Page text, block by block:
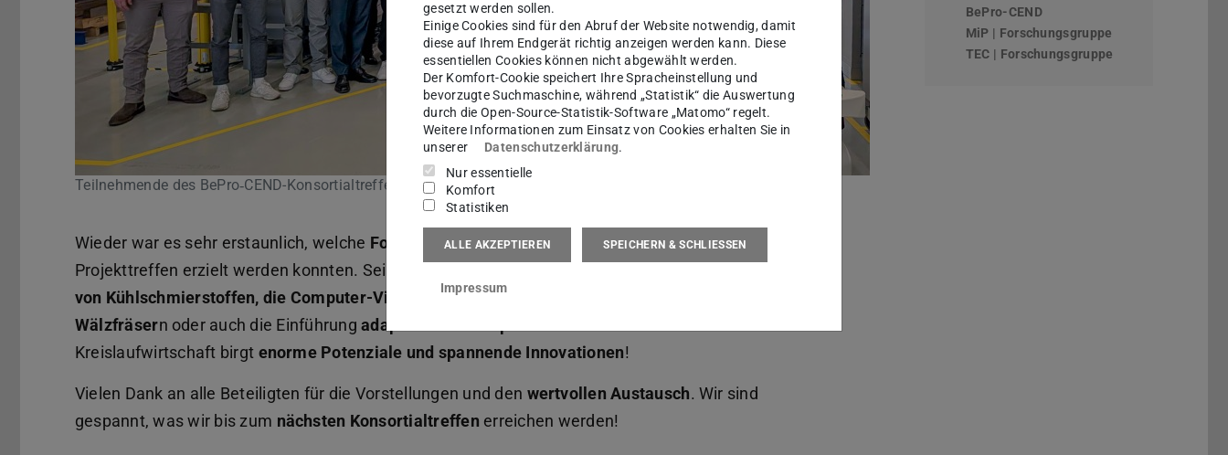
Teilnehmende des BePro‑CEND-Konsortialtreffens in Darmstadt
Wieder war es sehr erstaunlich, welche Fortschritte in den Arbeitspaketen seit dem letzten
Projekttreffen erzielt werden konnten. Sei es die
von Kühlschmierstoffen, die Computer-Vision-basierte Zustandsbeurteilung von
Wälzfräsern oder auch die Einführungadaptiver Schnittspalte bei Stanzmaschinen
Kreislaufwirtschaft birgt enorme Potenziale und spannende Innovationen!
Vielen Dank an alle Beteiligten für die Vorstellungen und den wertvollen Austausch. Wir sind
gespannt, was wir bis zum nächsten Konsortialtreffen erreichen werden!
BePro-CEND
MiP | Forschungsgruppe
TEC | Forschungsgruppe
gesetzt werden sollen.
Einige Cookies sind für den Abruf der Website notwendig, damit
diese auf Ihrem Endgerät richtig anzeigen werden kann. Diese
essentiellen Cookies können nicht abgewählt werden.
Der Komfort-Cookie speichert Ihre Spracheinstellung und
bevorzugte Suchmaschine, während „Statistik“ die Auswertung
durch die Open-Source-Statistik-Software „Matomo“ regelt.
Weitere Informationen zum Einsatz von Cookies erhalten Sie in
unserer
Datenschutzerklärung.
Nur essentielle
Komfort
Statistiken
ALLE AKZEPTIEREN SPEICHERN & SCHLIESSEN
Impressum